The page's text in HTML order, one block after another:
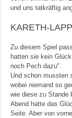
und uns tatkräftig
KARETH-
Zu diesem Spiel
hatten sie kein
noch Pech dazu".
Und schon mussten
wobei niemand so
wie diese zu Stande
Abend hatte das
Seite. Aber von